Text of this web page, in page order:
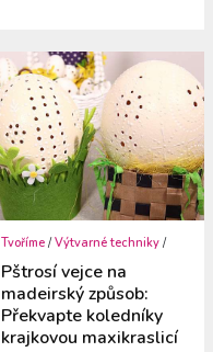
Tvoříme /Výtvarné techniky /
Pštrosí vejce na
madeirský způsob:
Překvapte koledníky
krajkovou maxikraslicí